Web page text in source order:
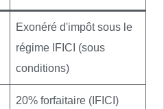
Exonéré d'impôt sous le
régime IFICI (sous
conditions)
20% forfaitaire (IFICI)